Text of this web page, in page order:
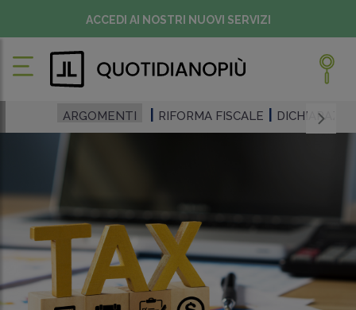
ACCEDI AI NOSTRI NUOVI SERVIZI
ARGOMENTI RIFORMA FISCALE